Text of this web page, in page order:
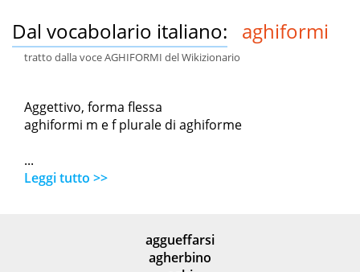
Dal vocabolario italiano: aghiformi
tratto dalla voce AGHIFORMI del Wikizionario
Aggettivo, forma flessa
aghiformi m e f plurale di aghiforme
...
Leggi tutto >>
aggueffarsi
agherbino